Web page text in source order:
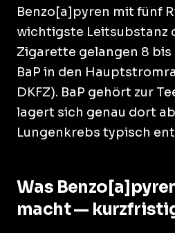
Benzo[a]pyren mit fünf
wichtigste Leitsubstanz
Zigarette gelangen 8
BaP in den
DKFZ). BaP gehört zur
lagert sich genau dort
Lungenkrebs typisch
Was
macht —